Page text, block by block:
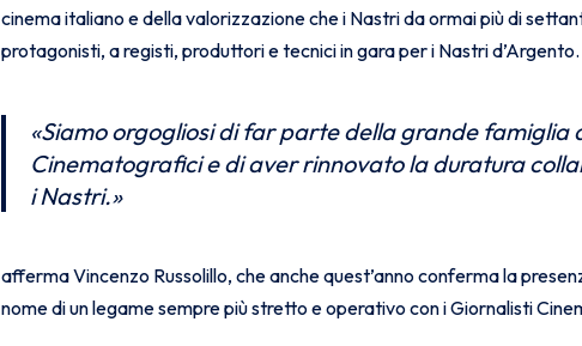
cinema italiano e della valorizzazione che i Nastri da ormai più di
protagonisti, a registi, produttori e tecnici in gara per i Nastri d’Argento.
«Siamo orgogliosi difar parte della grande famiglia
Cinematografici e di aver rinnovato la duratura
i Nastri.»
afferma Vincenzo Russolillo, che anche quest’anno conferma la
nome di un legame sempre più stretto e operativo con i Giornalisti